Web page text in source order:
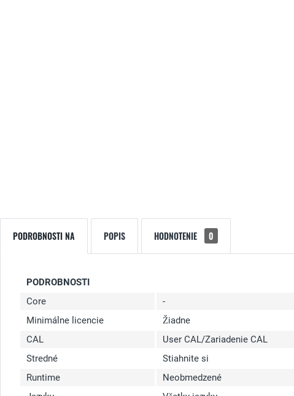
PODROBNOSTI NA POPIS HODNOTENIE 0
PODROBNOSTI
Core
-
Minimálne licencie
Žiadne
CAL
User CAL/Zariadenie CAL
Stredné
Stiahnite si
Runtime
Neobmedzené